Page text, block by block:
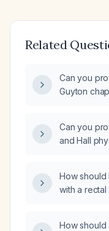
Related
Can you
Guyton
Can you
and Hall
How should
with a rectal
How should